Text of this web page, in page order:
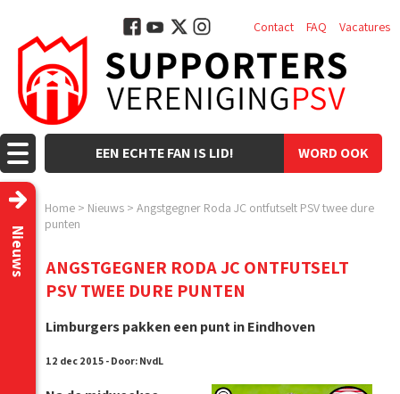
WORD OOK
EEN ECHTE FAN IS LID!
Contact FAQ Vacatures
Home > Nieuws > Angstgegner Roda JC ontfutselt PSV twee dure
punten
Nieuws
ANGSTGEGNER RODA JC ONTFUTSELT
PSV TWEE DURE PUNTEN
Limburgers pakken een punt in Eindhoven
12 dec 2015 - Door: NvdL